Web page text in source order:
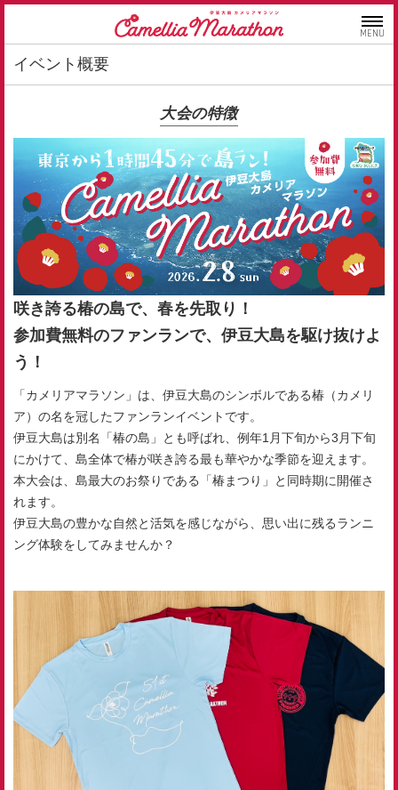
MENU
イベント概要
大会の特徴
咲き誇る椿の島で、春を先取り！
参加費無料のファンランで、伊豆大島を駆け抜けよ
う！
「カメリアマラソン」は、伊豆大島のシンボルである椿（カメリ
ア）の名を冠したファンランイベントです。
伊豆大島は別名「椿の島」とも呼ばれ、例年1月下旬から3月下旬
にかけて、島全体で椿が咲き誇る最も華やかな季節を迎えます。
本大会は、島最大のお祭りである「椿まつり」と同時期に開催さ
れます。
伊豆大島の豊かな自然と活気を感じながら、思い出に残るランニ
ング体験をしてみませんか？